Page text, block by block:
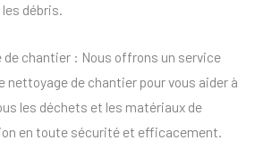
débris.
de chantier : Nous offrons un service
nettoyage de chantier pour vous aider à
les déchets et les matériaux de
en toute sécurité et efficacement.